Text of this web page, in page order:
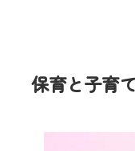
保育と子育